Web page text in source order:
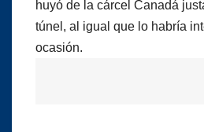
huyó de la cárcel Canadá
túnel, al igual que lo habría
ocasión.